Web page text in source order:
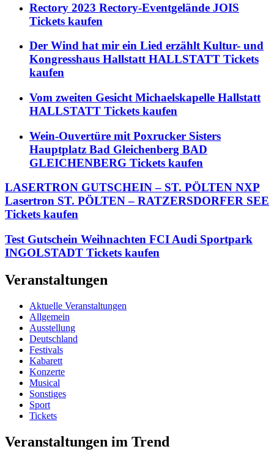
Rectory 2023 Rectory-Eventgelände JOIS
Tickets kaufen
Der Wind hat mir ein Lied erzählt Kultur- und
Kongresshaus Hallstatt HALLSTATT Tickets
kaufen
Vom zweiten Gesicht Michaelskapelle Hallstatt
HALLSTATT Tickets kaufen
Wein-Ouvertüre mit Poxrucker Sisters
Hauptplatz Bad Gleichenberg BAD
GLEICHENBERG Tickets kaufen
LASERTRON GUTSCHEIN – ST. PÖLTEN NXP
Lasertron ST. PÖLTEN – RATZERSDORFER SEE
Tickets kaufen
Test Gutschein Weihnachten FCI Audi Sportpark
INGOLSTADT Tickets kaufen
Veranstaltungen
Aktuelle Veranstaltungen
Allgemein
Ausstellung
Deutschland
Festivals
Kabarett
Konzerte
Musical
Sonstiges
Sport
Tickets
Veranstaltungen im Trend